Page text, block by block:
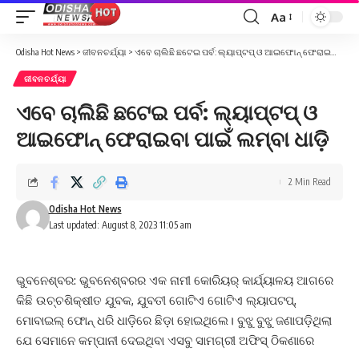
Font
Aa
Odisha Hot News > ଜୀବନଚର୍ଯ୍ୟା > ଏବେ ଚାଲିଛି ଛଟେଇ ପର୍ବ: ଲ୍ୟାପ୍‌ଟପ୍‌ ଓ ଆଇଫୋନ୍ ଫେରାଇବା ପାଇଁ ଲମ୍ବା ଧାଡ଼ି
ଜୀବନଚର୍ଯ୍ୟା
ଏବେ ଚାଲିଛି ଛଟେଇ ପର୍ବ: ଲ୍ୟାପ୍‌ଟପ୍‌ ଓ
ଆଇଫୋନ୍ ଫେରାଇବା ପାଇଁ ଲମ୍ବା ଧାଡ଼ି
Last updated: August 8, 2023 11:05 am
Odisha Hot News
2 Min Read
ଭୁବନେଶ୍ବର: ଭୁବନେଶ୍ବରର ଏକ ନାମୀ କୋରିୟର୍ କାର୍ଯ୍ୟାଳୟ ଆଗରେ
କିଛି ଉଚ୍ଚଶିକ୍ଷୀତ ଯୁବକ, ଯୁବତୀ ଗୋଟିଏ ଗୋଟିଏ ଲ୍ୟାପଟପ୍,
ମୋବାଇଲ୍‌ ଫୋନ୍ ଧରି ଧାଡ଼ିରେ ଛିଡ଼ା ହୋଇଥିଲେ। ବୁଝୁ ବୁଝୁ ଜଣାପଡ଼ିଥିଲା
ଯେ ସେମାନେ କମ୍ପାନୀ ଦେଇଥିବା ଏସବୁ ସାମଗ୍ରୀ ଅଫିସ୍‌ ଠିକଣାରେ